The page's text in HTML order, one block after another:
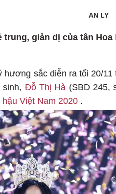
AN LY
giản dị của tân Hoa
hương sắc diễn ra tối 20/11
Đỗ Thị Hà (SBD 245,
hậu Việt Nam 2020 .